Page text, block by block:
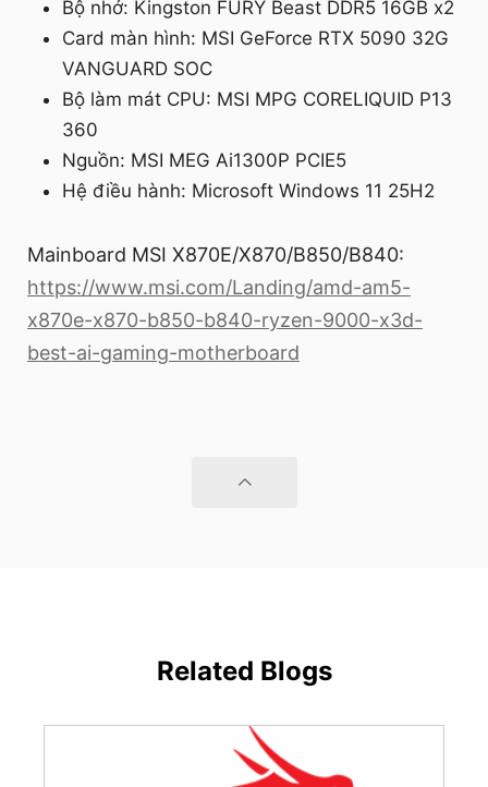
Bộ nhớ: Kingston FURY Beast DDR5 16GB x2
Card màn hình: MSI GeForce RTX 5090 32G
VANGUARD SOC
Bộ làm mát CPU: MSI MPG CORELIQUID P13
360
Nguồn: MSI MEG Ai1300P PCIE5
Hệ điều hành: Microsoft Windows 11 25H2
Mainboard MSI X870E/X870/B850/B840:
https://www.msi.com/Landing/amd-am5-
x870e-x870-b850-b840-ryzen-9000-x3d-
best-ai-gaming-motherboard
Related Blogs